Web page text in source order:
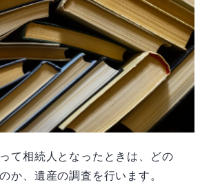
て相続人となったときは、どの
か、遺産の調査を行います。